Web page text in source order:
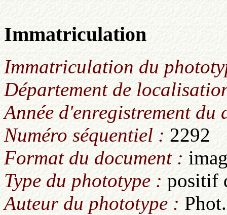
Immatriculation
Immatriculation du
Département de
Année d'enregistrement du
Numéro séquentiel : 2292
Format du document :
Type du phototype : positif
Auteur du phototype :